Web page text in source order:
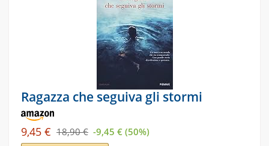
Ragazza che seguiva gli stormi
9,45 € 18,90 € -9,45 € (50%)